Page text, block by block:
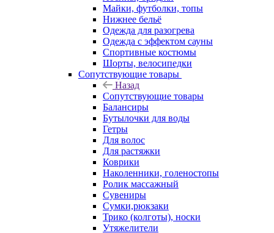
Майки, футболки, топы
Нижнее бельё
Одежда для разогрева
Одежда с эффектом сауны
Спортивные костюмы
Шорты, велосипедки
Сопутствующие товары
Назад
Сопутствующие товары
Балансиры
Бутылочки для воды
Гетры
Для волос
Для растяжки
Коврики
Наколенники, голеностопы
Ролик массажный
Сувениры
Сумки,рюкзаки
Трико (колготы), носки
Утяжелители